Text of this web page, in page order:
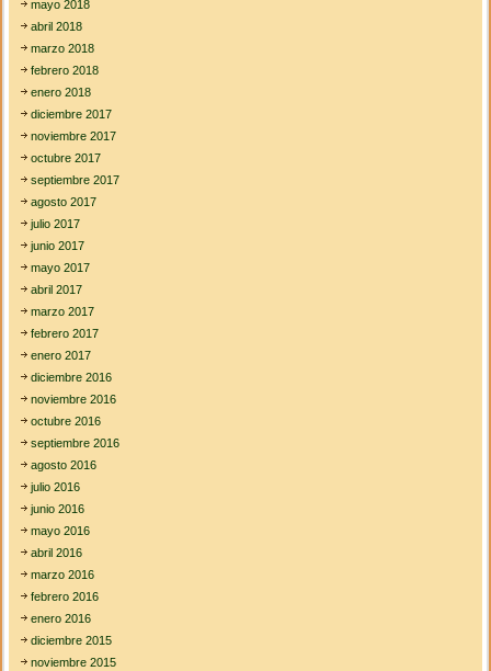
mayo 2018
abril 2018
marzo 2018
febrero 2018
enero 2018
diciembre 2017
noviembre 2017
octubre 2017
septiembre 2017
agosto 2017
julio 2017
junio 2017
mayo 2017
abril 2017
marzo 2017
febrero 2017
enero 2017
diciembre 2016
noviembre 2016
octubre 2016
septiembre 2016
agosto 2016
julio 2016
junio 2016
mayo 2016
abril 2016
marzo 2016
febrero 2016
enero 2016
diciembre 2015
noviembre 2015